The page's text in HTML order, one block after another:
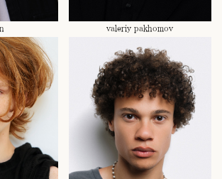
valeriy pakhomov